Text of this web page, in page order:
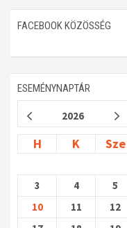
FACEBOOK KÖZÖSSÉG
ESEMÉNYNAPTÁR
2026
H K Sze
3
4 5
10
11 12